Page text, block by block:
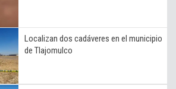
Localizan dos cadáveres en el municipio
de Tlajomulco